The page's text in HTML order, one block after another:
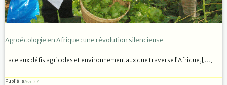
Agroécologie en Afrique : une révolution silencieuse
Face aux défis agricoles et environnementaux que traverse l’Afrique,[…]
Publié leAvr 27